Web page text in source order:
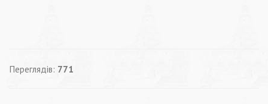
Переглядів: 771